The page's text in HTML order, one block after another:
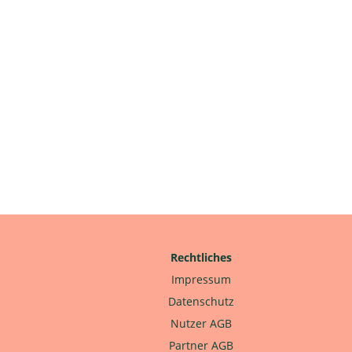
Rechtliches
Impressum
Datenschutz
Nutzer AGB
Partner AGB